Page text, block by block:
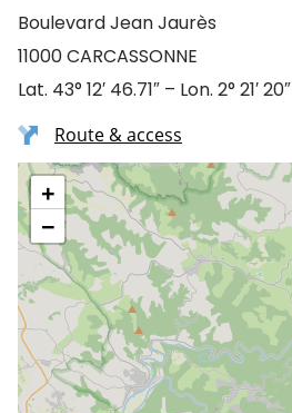
Boulevard Jean Jaurès
11000 CARCASSONNE
Lat. 43° 12′ 46.71″ – Lon. 2° 21′ 20″
Route & access
+
−